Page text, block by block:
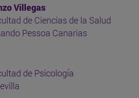
Villegas
de Ciencias de la Salud
Pessoa Canarias
de Psicología